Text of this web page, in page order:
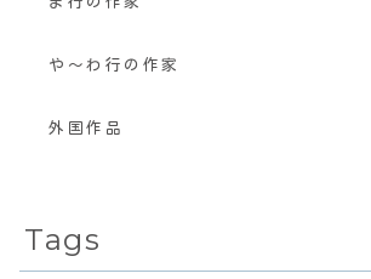
や〜わ行の作家
外国作品
Tags